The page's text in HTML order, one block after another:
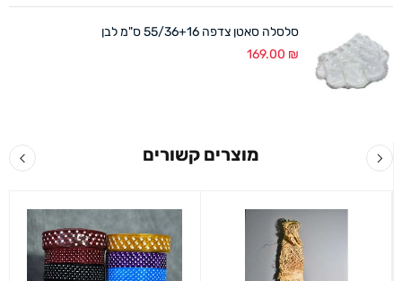
סלסלה סאטן צדפה 55/36+16 ס"מ לבן
169.00 ₪
מוצרים קשורים